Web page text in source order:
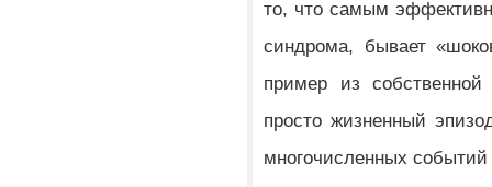
то, что самым
синдрома, бывает
пример из
просто жизненный
многочисленных